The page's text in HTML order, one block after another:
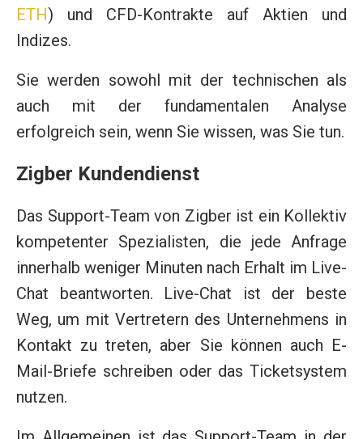
ETH) und CFD-Kontrakte auf Aktien und
Indizes.
Sie werden sowohl mit der technischen als
auch mit der fundamentalen Analyse
erfolgreich sein, wenn Sie wissen, was Sie tun.
Zigber Kundendienst
Das Support-Team von Zigber ist ein Kollektiv
kompetenter Spezialisten, die jede Anfrage
innerhalb weniger Minuten nach Erhalt im Live-
Chat beantworten. Live-Chat ist der beste
Weg, um mit Vertretern des Unternehmens in
Kontakt zu treten, aber Sie können auch E-
Mail-Briefe schreiben oder das Ticketsystem
nutzen.